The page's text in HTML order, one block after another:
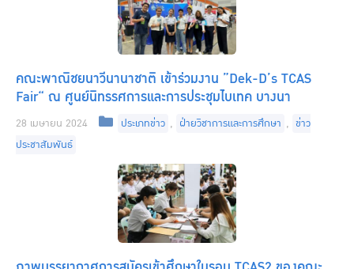
คณะพาณิชยนาวีนานาชาติ เข้าร่วมงาน ”Dek-D’s TCAS
Fair“ ณ ศูนย์นิทรรศการและการประชุมไบเทค บางนา
28 เมษายน 2024 Categories
ประเภทข่าว , ฝ่ายวิชาการและการศึกษา , ข่าว
ประชาสัมพันธ์